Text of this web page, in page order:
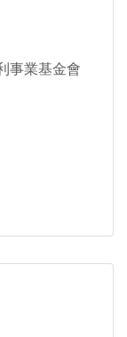
事業基金會